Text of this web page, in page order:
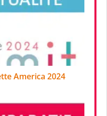
America 2024